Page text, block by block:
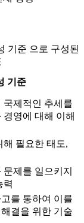
기준 으로 구성된
기준
국제적인 추세를
영에 대해 이해
해 필요한 태도,
제를 일으키지
력
를 통하여 이를
결을 위한 기술